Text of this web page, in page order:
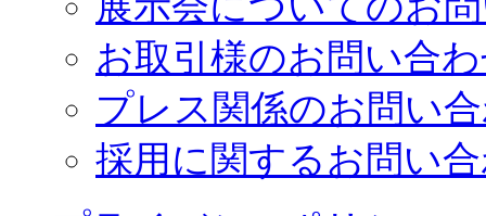
お取引様のお問い合
プレス関係のお問い
採用に関するお問い